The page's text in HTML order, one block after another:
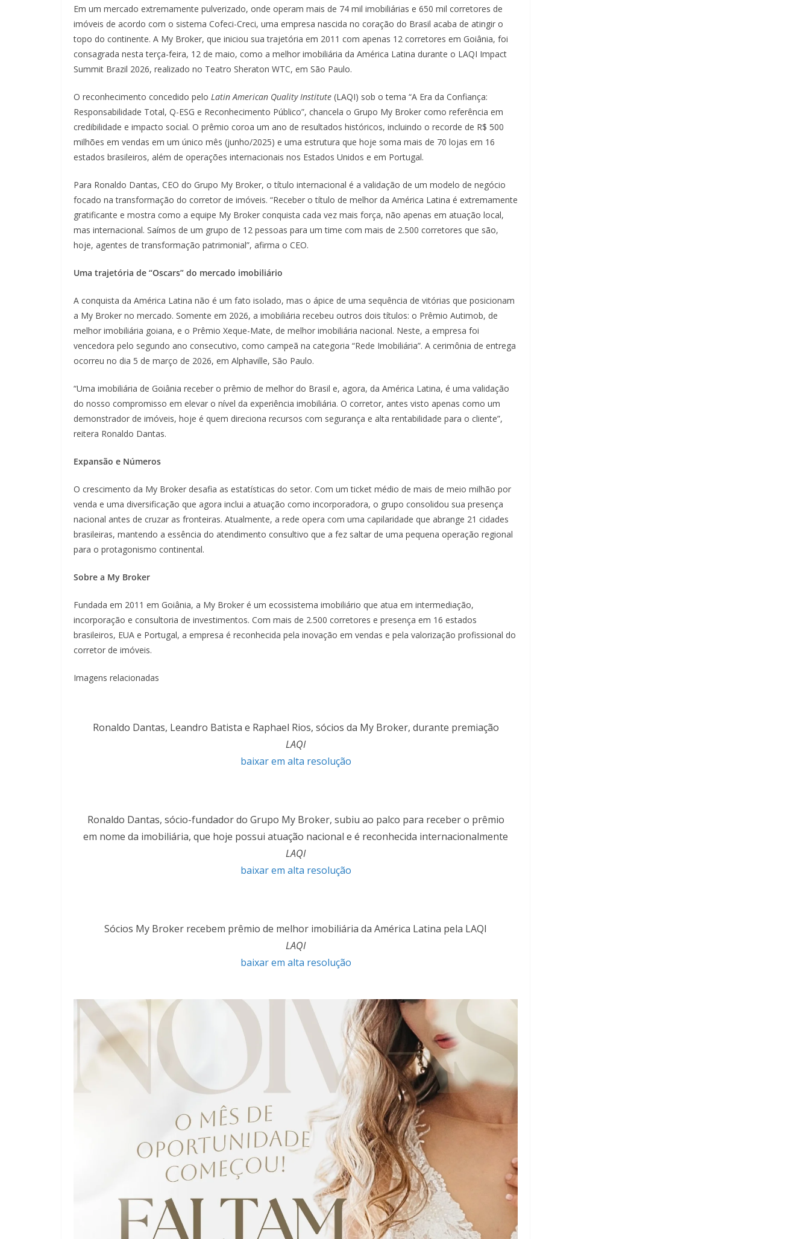
Em um mercado extremamente pulverizado, onde operam mais de 74 mil imobiliárias e 650 mil corretores de
imóveis de acordo com o sistema Cofeci-Creci, uma empresa nascida no coração do Brasil acaba de atingir o
topo do continente. A My Broker, que iniciou sua trajetória em 2011 com apenas 12 corretores em Goiânia, foi
consagrada nesta terça-feira, 12 de maio, como a melhor imobiliária da América Latina durante o LAQI Impact
Summit Brazil 2026, realizado no Teatro Sheraton WTC, em São Paulo.
O reconhecimento concedido pelo Latin American Quality Institute (LAQI) sob o tema “A Era da Confiança:
Responsabilidade Total, Q-ESG e Reconhecimento Público”, chancela o Grupo My Broker como referência em
credibilidade e impacto social. O prêmio coroa um ano de resultados históricos, incluindo o recorde de R$ 500
milhões em vendas em um único mês (junho/2025) e uma estrutura que hoje soma mais de 70 lojas em 16
estados brasileiros, além de operações internacionais nos Estados Unidos e em Portugal.
Para Ronaldo Dantas, CEO do Grupo My Broker, o título internacional é a validação de um modelo de negócio
focado na transformação do corretor de imóveis. “Receber o título de melhor da América Latina é extremamente
gratificante e mostra como a equipe My Broker conquista cada vez mais força, não apenas em atuação local,
mas internacional. Saímos de um grupo de 12 pessoas para um time com mais de 2.500 corretores que são,
hoje, agentes de transformação patrimonial”, afirma o CEO.
Uma trajetória de “Oscars” do mercado imobiliário
A conquista da América Latina não é um fato isolado, mas o ápice de uma sequência de vitórias que posicionam
a My Broker no mercado. Somente em 2026, a imobiliária recebeu outros dois títulos: o Prêmio Autimob, de
melhor imobiliária goiana, e o Prêmio Xeque-Mate, de melhor imobiliária nacional. Neste, a empresa foi
vencedora pelo segundo ano consecutivo, como campeã na categoria “Rede Imobiliária”. A cerimônia de entrega
ocorreu no dia 5 de março de 2026, em Alphaville, São Paulo.
“Uma imobiliária de Goiânia receber o prêmio de melhor do Brasil e, agora, da América Latina, é uma validação
do nosso compromisso em elevar o nível da experiência imobiliária. O corretor, antes visto apenas como um
demonstrador de imóveis, hoje é quem direciona recursos com segurança e alta rentabilidade para o cliente”,
reitera Ronaldo Dantas.
Expansão e Números
O crescimento da My Broker desafia as estatísticas do setor. Com um ticket médio de mais de meio milhão por
venda e uma diversificação que agora inclui a atuação como incorporadora, o grupo consolidou sua presença
nacional antes de cruzar as fronteiras. Atualmente, a rede opera com uma capilaridade que abrange 21 cidades
brasileiras, mantendo a essência do atendimento consultivo que a fez saltar de uma pequena operação regional
para o protagonismo continental.
Sobre a My Broker
Fundada em 2011 em Goiânia, a My Broker é um ecossistema imobiliário que atua em intermediação,
incorporação e consultoria de investimentos. Com mais de 2.500 corretores e presença em 16 estados
brasileiros, EUA e Portugal, a empresa é reconhecida pela inovação em vendas e pela valorização profissional do
corretor de imóveis.
Imagens relacionadas
Ronaldo Dantas, Leandro Batista e Raphael Rios, sócios da My Broker, durante premiação
LAQI
baixar em alta resolução
Ronaldo Dantas, sócio-fundador do Grupo My Broker, subiu ao palco para receber o prêmio
em nome da imobiliária, que hoje possui atuação nacional e é reconhecida internacionalmente
LAQI
baixar em alta resolução
Sócios My Broker recebem prêmio de melhor imobiliária da América Latina pela LAQI
LAQI
baixar em alta resolução